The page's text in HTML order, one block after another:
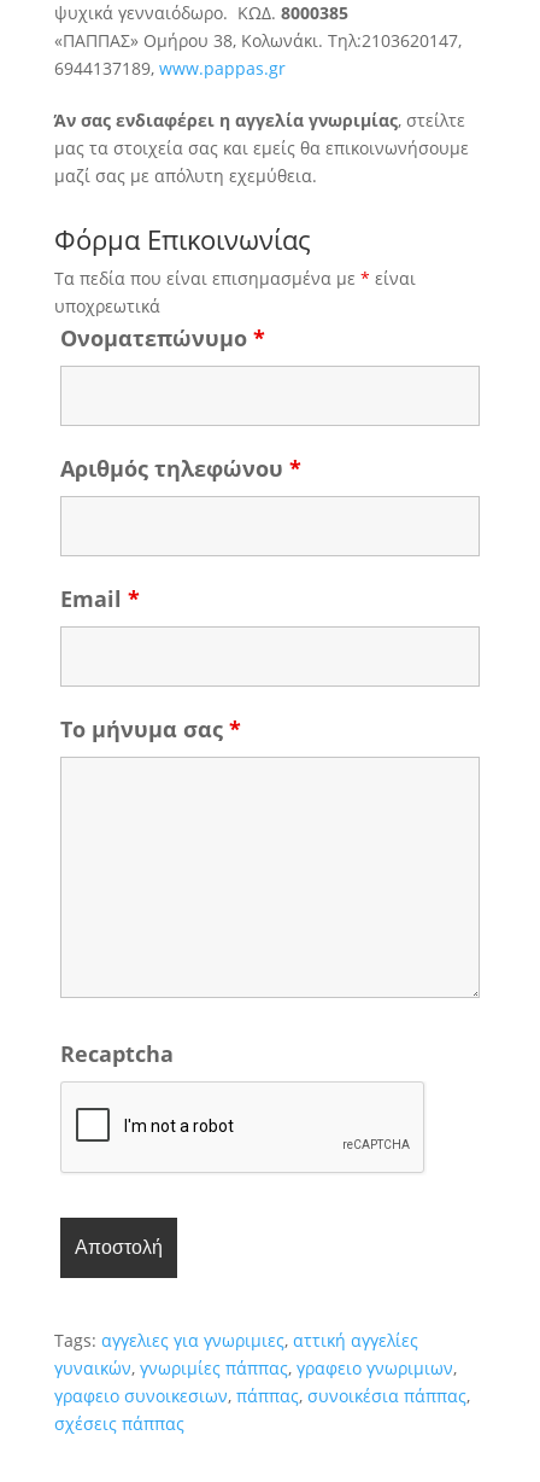
ψυχικά γενναιόδωρο. ΚΩΔ. 8000385
«ΠΑΠΠΑΣ» Ομήρου 38, Κολωνάκι. Τηλ:2103620147,
6944137189, www.pappas.gr
Άν σας ενδιαφέρει η αγγελία γνωριμίας, στείλτε
μας τα στοιχεία σας και εμείς θα επικοινωνήσουμε
μαζί σας με απόλυτη εχεμύθεια.
Φόρμα Επικοινωνίας
Τα πεδία που είναι επισημασμένα με * είναι
υποχρεωτικά
Ονοματεπώνυμο *
Αριθμός τηλεφώνου *
Email *
Το μήνυμα σας *
Recaptcha
Tags: αγγελιες για γνωριμιες, αττική αγγελίες
γυναικών, γνωριμίες πάππας, γραφειο γνωριμιων,
γραφειο συνοικεσιων, πάππας, συνοικέσια πάππας,
σχέσεις πάππας